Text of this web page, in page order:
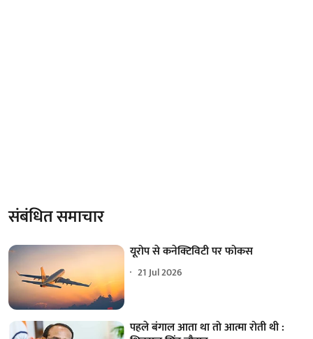
संबंधित समाचार
यूरोप से कनेक्टिविटी पर फोकस
21 Jul 2026
पहले बंगाल आता था तो आत्मा रोती थी :